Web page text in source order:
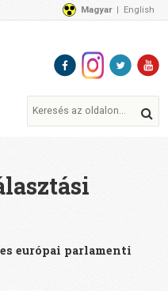
Magyar English
európai parlamenti